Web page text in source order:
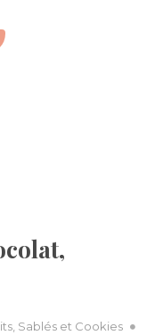
Sablés et Cookies